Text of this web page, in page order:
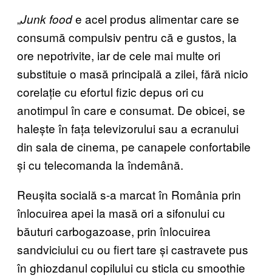
„Junk foode acel produs alimentar care se
consumă compulsiv pentru că e gustos, la
ore nepotrivite, iar de cele mai multe ori
substituie o masă principală a zilei, fără nicio
corelație cu efortul fizic depus ori cu
anotimpul în care e consumat. De obicei, se
halește în fața televizorului sau a ecranului
din sala de cinema, pe canapele confortabile
și cu telecomanda la îndemână.
Reușita socială s-a marcat în România prin
înlocuirea apei la masă ori a sifonului cu
băuturi carbogazoase, prin înlocuirea
sandviciului cu ou fiert tare și castravete pus
în ghiozdanul copilului cu sticla cu smoothie